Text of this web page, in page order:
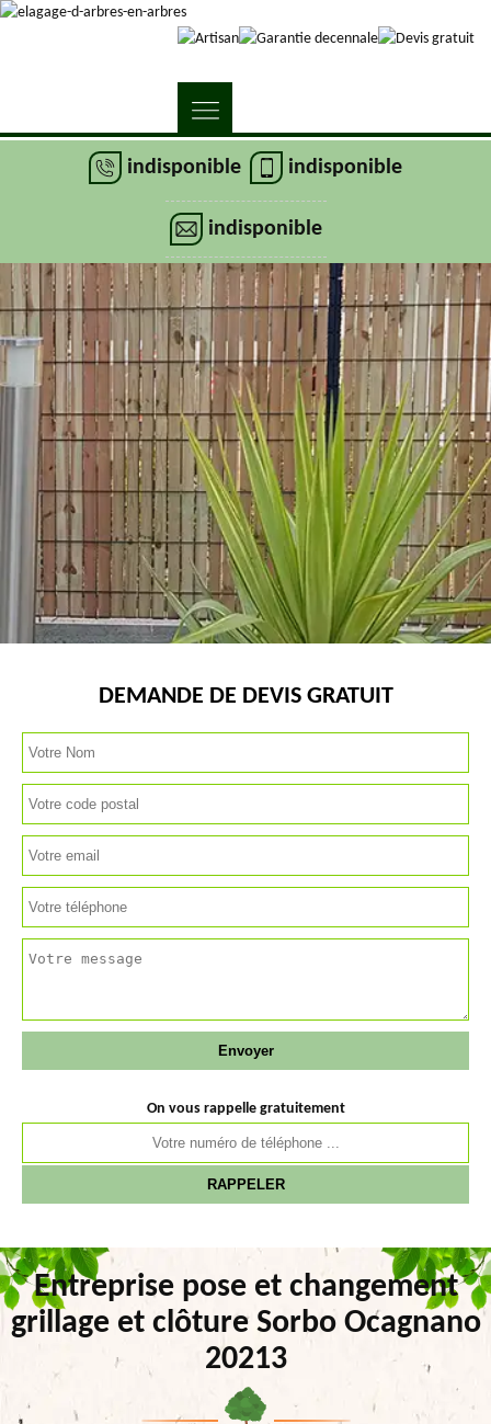
indisponible indisponible
indisponible
DEMANDE DE DEVIS GRATUIT
On vous rappelle gratuitement
Entreprise pose et changement
grillage et clôture Sorbo Ocagnano
20213